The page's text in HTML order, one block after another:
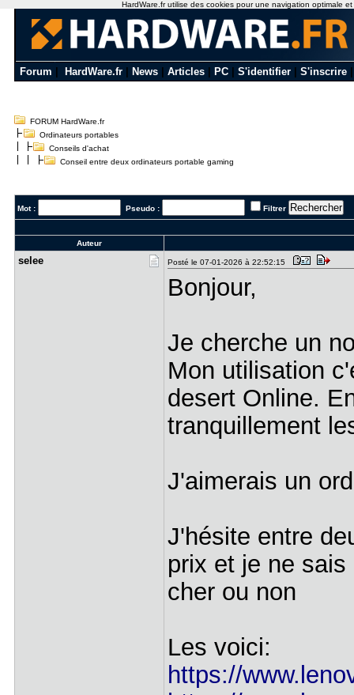
Forum HardWare.fr News Articles PC S'identifier S'inscrire
FORUM HardWare.fr
Ordinateurs portables
Conseils d'achat
Conseil entre deux ordinateurs portable gaming
Mot : Pseudo : Filtrer
Auteur
selee Posté le 07-01-2026 à 22:52:15
Bonjour,
Je cherche un
Mon utilisation
desert Online.
tranquillement
J'aimerais un
J'hésite entre
prix et je ne
cher ou non
Les voici:
https://
HardWare.fr utilise des cookies pour une navigation optimale